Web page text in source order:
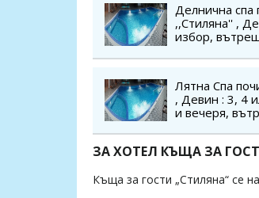
Делнична спа
,,Стиляна'' ,
избор,
минерална
безплатно за
Лятна Спа
, Девин : 3, 4
и вечеря,
минерална
безплатно за
ЗА ХОТЕЛ КЪЩА ЗА
Къща за гости „Стиляна“ се